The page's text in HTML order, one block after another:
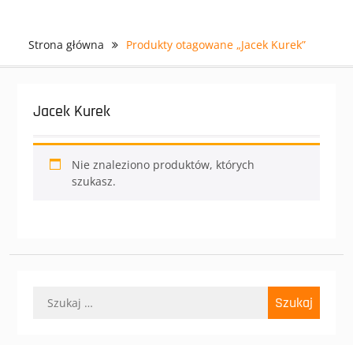
Strona główna Produkty otagowane „Jacek Kurek”
Jacek Kurek
Nie znaleziono produktów, których
szukasz.